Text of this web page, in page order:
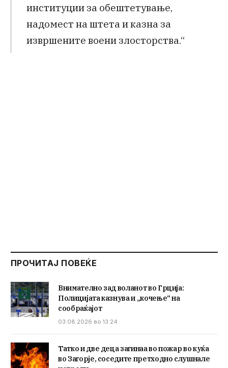
институции за обештетување,
надомест на штета и казна за
извршените воени злосторства.“
ПРОЧИТАЈ ПОВЕЌЕ
Внимателно зад воланот во Грција:
Полицијата казнува и „кочење“ на
сообраќајот
03.08.2026 во 13:24
Татко и две деца загинаа во пожар во куќа
во Загорје, соседите претходно слушнале